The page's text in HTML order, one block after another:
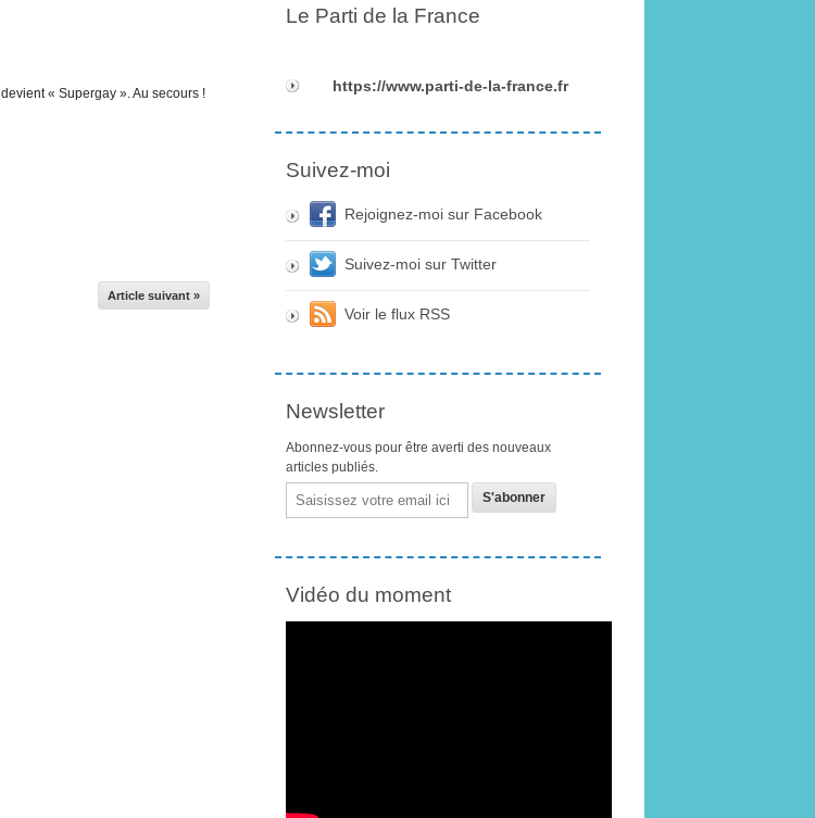
devient « Supergay ». Au secours !
Article suivant »
Le Parti de la France
https://www.parti-de-la-france.fr
Suivez-moi
Rejoignez-moi sur Facebook
Suivez-moi sur Twitter
Voir le flux RSS
Newsletter
Abonnez-vous pour être averti des nouveaux
articles publiés.
Email
Vidéo du moment